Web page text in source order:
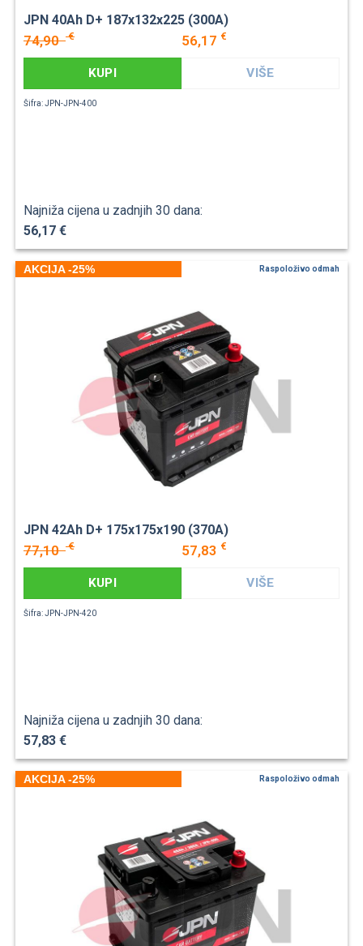
JPN 40Ah D+ 187x132x225 (300A)
74,90€ 56,17 €
KUPI VIŠE
Šifra: JPN-JPN-400
Najniža cijena u zadnjih 30 dana:
56,17 €
AKCIJA -25% Raspoloživo odmah
JPN 42Ah D+ 175x175x190 (370A)
77,10€ 57,83 €
KUPI VIŠE
Šifra: JPN-JPN-420
Najniža cijena u zadnjih 30 dana:
57,83 €
AKCIJA -25% Raspoloživo odmah